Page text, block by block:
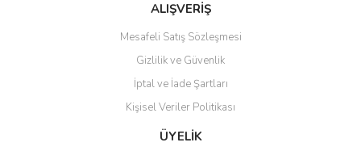
ALIŞVERİŞ
Mesafeli Satış Sözleşmesi
Gizlilik ve Güvenlik
İptal ve İade Şartları
Kişisel Veriler Politikası
ÜYELİK